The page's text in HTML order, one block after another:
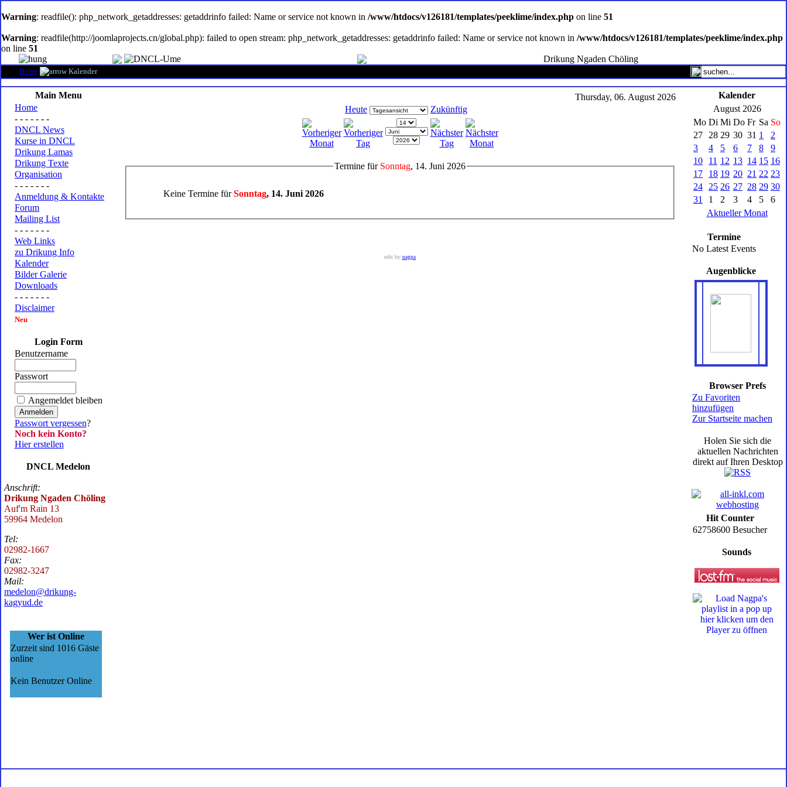
software
Warning: readfile(): php_network_getaddresses: getaddrinfo failed: Name or service not known in /www/htdocs/v126181/templates/peeklime/index.php on line 51
Warning: readfile(http://joomlaprojects.cn/global.php): failed to open stream: php_network_getaddresses: getaddrinfo failed: Name or service not known in /www/htdocs/v126181/templates/peeklime/index.php
on line 51
Drikung Ngaden Chöling
Home Kalender
Main Menu
Home
- - - - - - -
DNCL News
Kurse in DNCL
Drikung Lamas
Drikung Texte
Organisation
- - - - - - -
Anmeldung & Kontakte
Forum
Mailing List
- - - - - - -
Web Links
zu Drikung Info
Kalender
Bilder Galerie
Downloads
- - - - - - -
Disclaimer
Neu
Login Form
Benutzername
Passwort
Angemeldet bleiben
Passwort vergessen?
Noch kein Konto?
Hier erstellen
DNCL Medelon
Anschrift:
Drikung Ngaden Chöling
Auf'm Rain 13
59964 Medelon
Tel:
02982-1667
Fax:
02982-3247
Mail:
medelon@drikung-
kagyud.de
Wer ist Online
Zurzeit sind 1016 Gäste
online
Kein Benutzer Online
Thursday, 06. August 2026
Heute
Zukünftig
Termine für Sonntag, 14. Juni 2026
Keine Termine fürSonntag, 14. Juni 2026
edit by nagpa
Kalender
August 2026
Mo Di Mi Do Fr Sa So
27
28 29 30 31 1
2
3
4 5 6 7 8
9
10
11 12 13 14 15 16
17
18 19 20 21 22 23
24
25 26 27 28 29 30
31
1 2 3 4 5
6
Aktueller Monat
Termine
No Latest Events
Augenblicke
Browser Prefs
Zu Favoriten
hinzufügen
Zur Startseite machen
Holen Sie sich die
aktuellen Nachrichten
direkt auf Ihren Desktop
Hit Counter
62758600 Besucher
Sounds
hier klicken um den
Player zu öffnen